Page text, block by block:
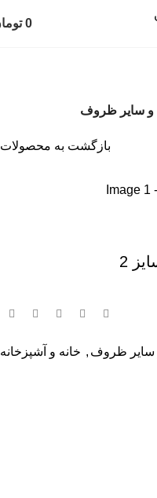
0
و سایر ظروف
بازگشت به محصولات
2
سایر ظروف , خانه و آشپزخانه